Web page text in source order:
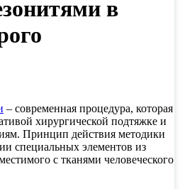
в
– современная процедура, которая
хирургической подтяжке и
Принцип действия методики
специальных элементов из
с тканями человеческого